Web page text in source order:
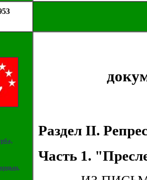
Раздел II.
Часть 1.